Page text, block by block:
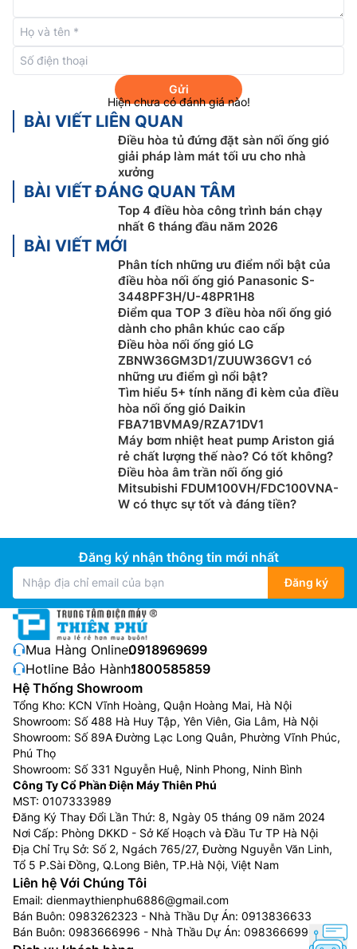
Máy điều hòa tủ đứng đặt sàn nối ống gió Midea giá
rẻ MFTL-96HDN1 này kết nối với
VRF8 mới nhất hiện nay.
Gửi
Hiện chưa có đánh giá nào!
BÀI VIẾT LIÊN QUAN
Điều hòa tủ đứng đặt sàn nối ống gió
giải pháp làm mát tối ưu cho nhà
xưởng
BÀI VIẾT ĐÁNG QUAN TÂM
Top 4 điều hòa công trình bán chạy
nhất 6 tháng đầu năm 2026
BÀI VIẾT MỚI
Phân tích những ưu điểm nổi bật của
điều hòa nối ống gió Panasonic S-
3448PF3H/U-48PR1H8
Điểm qua TOP 3 điều hòa nối ống gió
dành cho phân khúc cao cấp
Điều hòa nối ống gió LG
ZBNW36GM3D1/ZUUW36GV1 có
những ưu điểm gì nổi bật?
Tìm hiểu 5+ tính năng đi kèm của điều
hòa nối ống gió Daikin
FBA71BVMA9/RZA71DV1
Máy bơm nhiệt heat pump Ariston giá
rẻ chất lượng thế nào? Có tốt không?
Điều hòa âm trần nối ống gió
Mitsubishi FDUM100VH/FDC100VNA-
W có thực sự tốt và đáng tiền?
Đăng ký nhận thông tin mới nhất
Đăng ký
Mua Hàng Online:0918969699
Hotline Bảo Hành:1800585859
Hệ Thống Showroom
Tổng Kho: KCN Vĩnh Hoàng, Quận Hoàng Mai, Hà Nội
Showroom: Số 488 Hà Huy Tập, Yên Viên, Gia Lâm, Hà Nội
Showroom: Số 89A Đường Lạc Long Quân, Phường Vĩnh Phúc,
Phú Thọ
Showroom: Số 331 Nguyễn Huệ, Ninh Phong, Ninh Bình
Công Ty Cổ Phần Điện Máy Thiên Phú
MST: 0107333989
Đăng Ký Thay Đổi Lần Thứ: 8, Ngày 05 tháng 09 năm 2024
Nơi Cấp: Phòng DKKD - Sở Kế Hoạch và Đầu Tư TP Hà Nội
Địa Chỉ Trụ Sở: Số 2, Ngách 765/27, Đường Nguyễn Văn Linh,
Tổ 5 P.Sài Đồng, Q.Long Biên, TP.Hà Nội, Việt Nam
Liên hệ Với Chúng Tôi
Email: dienmaythienphu6886@gmail.com
Bán Buôn: 0983262323 - Nhà Thầu Dự Án: 0913836633
Bán Buôn: 0983666996 - Nhà Thầu Dự Án: 0983666996